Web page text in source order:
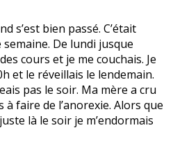
s’est bien passé. C’était
De lundi jusque
cours et je me couchais. Je
et le réveillais le lendemain.
pas le soir. Ma mère a cru
à faire de l’anorexie. Alors que
là le soir je m’endormais